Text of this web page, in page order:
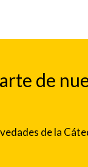
de
de la